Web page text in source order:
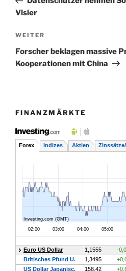
Visier
Nächster
Beitrag
WEITER
Forscher beklagen massive
Kooperationen mit China
FINANZMÄRKTE